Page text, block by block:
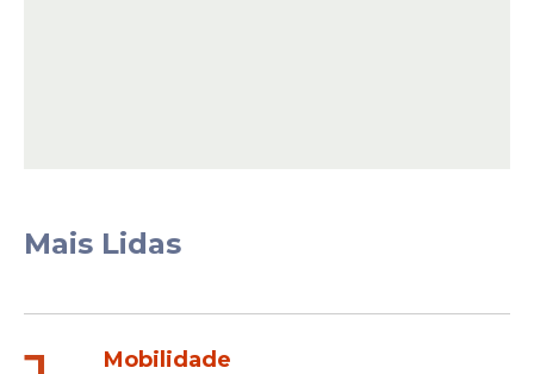
do crescimento do setor portuário
Mais Lidas
Mobilidade